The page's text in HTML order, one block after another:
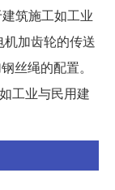
筑施工如工业
加齿轮的传送
丝绳的配置。
工业与民用建